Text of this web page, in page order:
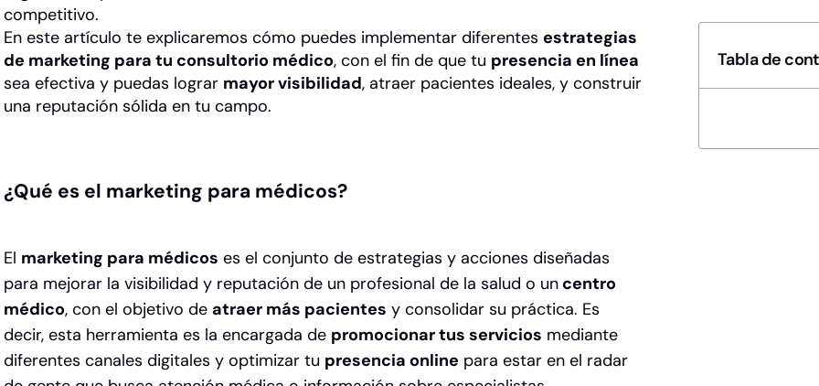
competitivo.
En este artículo te explicaremos cómo puedes implementar diferentes estrategias
de marketing para tu consultorio médico, con el fin de que tu presencia en línea
sea efectiva y puedas lograr mayor visibilidad, atraer pacientes ideales, y construir
una reputación sólida en tu campo.
¿Qué es el marketing para médicos?
El marketing para médicos es el conjunto de estrategias y acciones diseñadas
para mejorar la visibilidad y reputación de un profesional de la salud o un centro
médico, con el objetivo de atraer más pacientes y consolidar su práctica. Es
decir, esta herramienta es la encargada de promocionar tus servicios mediante
diferentes canales digitales y optimizar tu presencia online para estar en el radar
Tabla de